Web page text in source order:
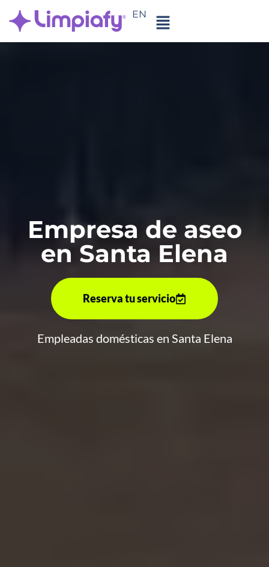
EN
Empresa de aseo
en Santa Elena
Reserva tu servicio
Empleadas domésticas en Santa Elena